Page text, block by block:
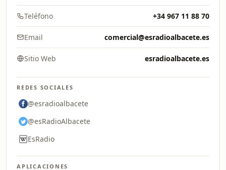
Teléfono +34 967 11 88 70
Email comercial@esradioalbacete.es
Sitio Web esradioalbacete.es
REDES SOCIALES
@esradioalbacete
@esRadioAlbacete
EsRadio
APLICACIONES